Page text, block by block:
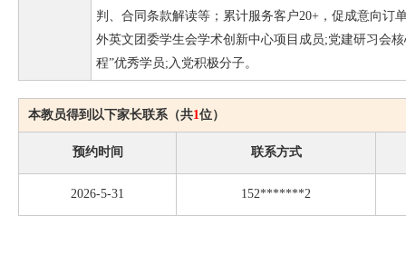
判、合同条款解读等；累计服务客户20+，促成意向订
外英文团委学生会学术创新中心项目成员;党建研习会
程”优秀学员;入党积极分子。
本教员得到以下家长联系（共1位）
预约时间 联系方式
2026-5-31 152*******2